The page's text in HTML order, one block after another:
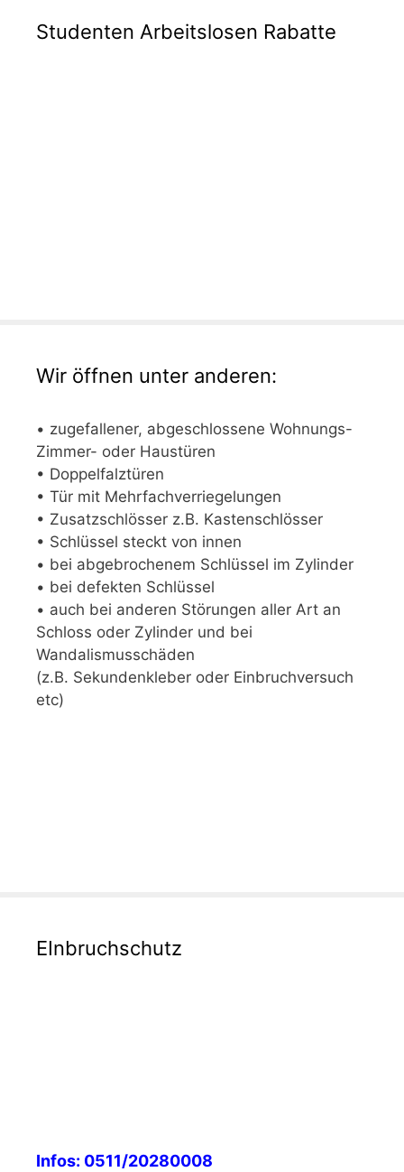
Studenten Arbeitslosen Rabatte
Wir öffnen unter anderen:
• zugefallener, abgeschlossene Wohnungs-
Zimmer- oder Haustüren
• Doppelfalztüren
• Tür mit Mehrfachverriegelungen
• Zusatzschlösser z.B. Kastenschlösser
• Schlüssel steckt von innen
• bei abgebrochenem Schlüssel im Zylinder
• bei defekten Schlüssel
• auch bei anderen Störungen aller Art an
Schloss oder Zylinder und bei
Wandalismusschäden
(z.B. Sekundenkleber oder Einbruchversuch
etc)
EInbruchschutz
Infos: 0511/20280008